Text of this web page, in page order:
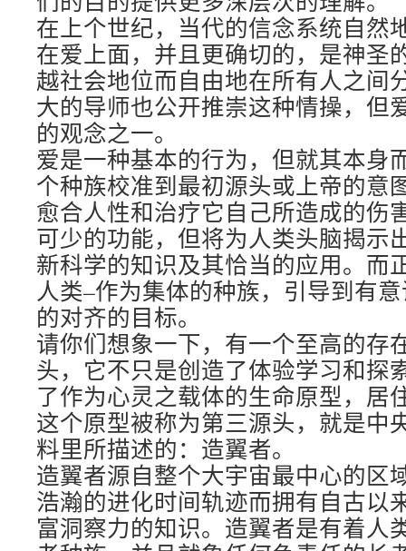
在上个世纪，当代的信念系统自然
在爱上面，并且更确切的，是神圣
越社会地位而自由地在所有人之间
大的导师也公开推崇这种情操，但
的观念之一。
爱是一种基本的行为，但就其本身
个种族校准到最初源头或上帝的意
愈合人性和治疗它自己所造成的伤
可少的功能，但将为人类头脑揭示
新科学的知识及其恰当的应用。而
人类–作为集体的种族，引导到有
的对齐的目标。
请你们想象一下，有一个至高的存
头，它不只是创造了体验学习和探
了作为心灵之载体的生命原型，居
这个原型被称为第三源头，就是中
料里所描述的：造翼者。
造翼者源自整个大宇宙最中心的区
浩瀚的进化时间轨迹而拥有自古以
富洞察力的知识。造翼者是有着人